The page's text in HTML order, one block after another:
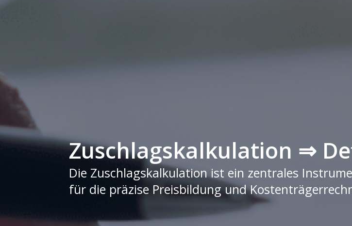
Zuschlagskalkulation ⇒
Die Zuschlagskalkulation ist ein zentrales
für die präzise Preisbildung und